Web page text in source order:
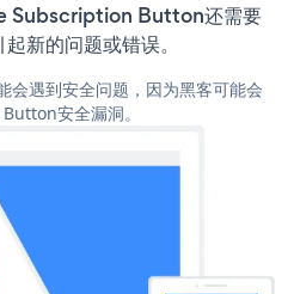
Subscription Button还需要
新的问题或错误。
会遇到安全问题，因为黑客可能会
安全漏洞。